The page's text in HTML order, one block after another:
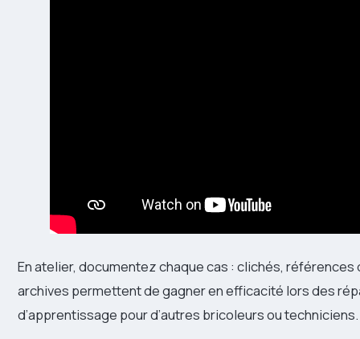
En atelier, documentez chaque cas : clichés,
archives permettent de gagner en efficacité lors des
d’apprentissage pour d’autres bricoleurs ou techniciens.